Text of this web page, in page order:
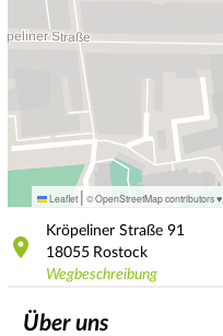
Leaflet | © OpenStreetMap contributors ♥,
Kröpeliner Straße 91
18055 Rostock
Wegbeschreibung
Über uns